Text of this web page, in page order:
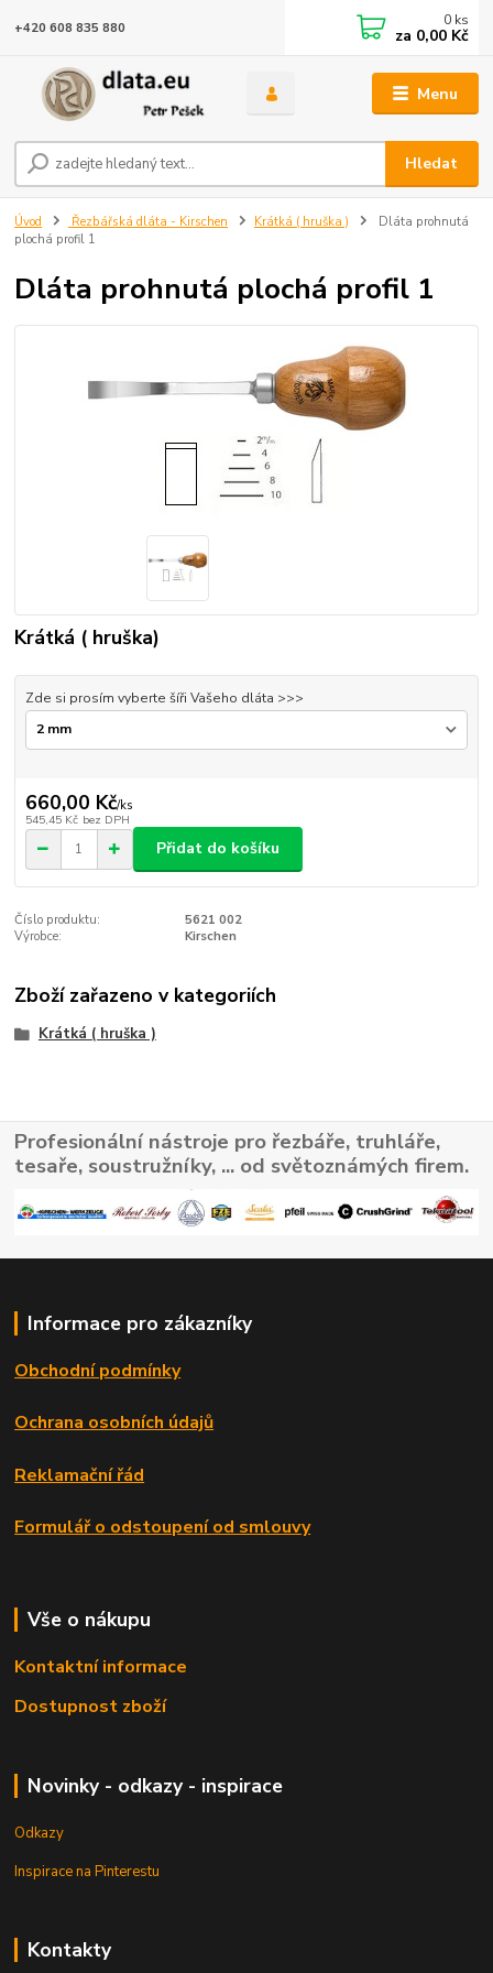
Menu
Hledat
+420 608 835 880 0 ks
za 0,00 Kč
Úvod Řezbářská dláta - Kirschen Krátká ( hruška )
Dláta prohnutá
plochá profil 1
Dláta prohnutá plochá profil 1
Krátká ( hruška)
Zde si prosím vyberte šíři Vašeho dláta >>>
660,00 Kč/ks
545,45 Kč bez DPH
Přidat do košíku
Číslo produktu:
5621 002
Výrobce:
Kirschen
Zboží zařazeno v kategoriích
Krátká ( hruška )
Profesionální nástroje pro řezbáře, truhláře,
tesaře, soustružníky, ... od světoznámých firem.
Informace pro zákazníky
Obchodní podmínky
Ochrana osobních údajů
Reklamační řád
Formulář o odstoupení od smlouvy
Vše o nákupu
Kontaktní informace
Dostupnost zboží
Novinky - odkazy - inspirace
Odkazy
Inspirace na Pinterestu
Kontakty